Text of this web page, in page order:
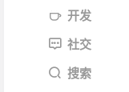
开发
社交
搜索